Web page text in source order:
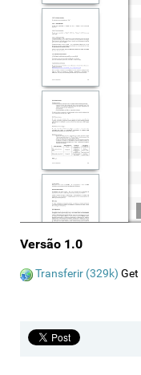
Versão 1.0
Transferir (329k) Get